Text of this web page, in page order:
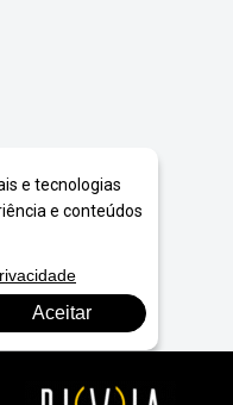
e tecnologias
e conteúdos
Aceitar